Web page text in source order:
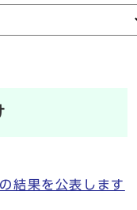
結果を公表します